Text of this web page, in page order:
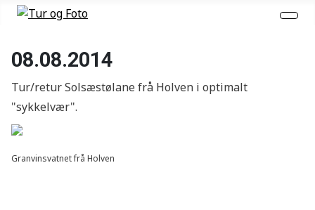
08.08.2014
Tur/retur Solsæstølane frå Holven i optimalt
"sykkelvær".
Granvinsvatnet frå Holven